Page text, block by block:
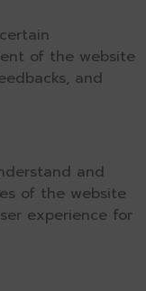
of the website
and
and
of the website
experience for